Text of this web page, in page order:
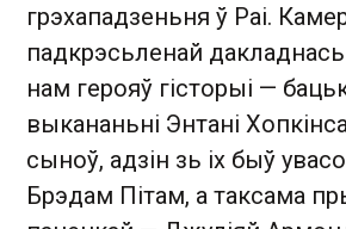
грэхападзеньня ў Раі.
падкрэсьленай
нам герояў гісторыі —
выкананьні Энтані
сыноў, адзін зь іх быў
Брэдам Пітам, а таксама